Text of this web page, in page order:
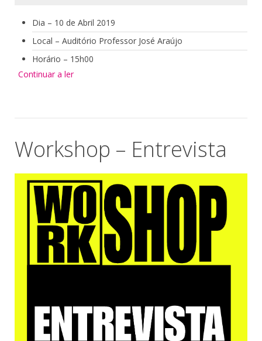
Dia – 10 de Abril 2019
Local – Auditório Professor José Araújo
Horário – 15h00
Continuar a ler
Workshop – Entrevista